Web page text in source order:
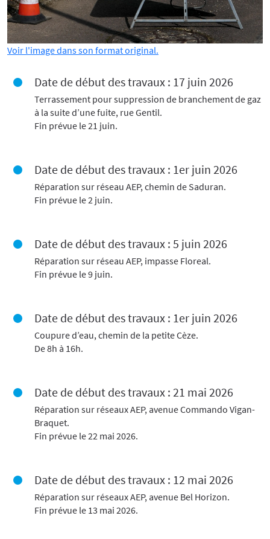
Voir l'image dans son format original.
Date de début des travaux : 17 juin 2026
Terrassement pour suppression de branchement de gaz
à la suite d’une fuite, rue Gentil.
Fin prévue le 21 juin.
Date de début des travaux : 1er juin 2026
Réparation sur réseau AEP, chemin de Saduran.
Fin prévue le 2 juin.
Date de début des travaux : 5 juin 2026
Réparation sur réseau AEP, impasse Floreal.
Fin prévue le 9 juin.
Date de début des travaux : 1er juin 2026
Coupure d’eau, chemin de la petite Cèze.
De 8h à 16h.
Date de début des travaux : 21 mai 2026
Réparation sur réseaux AEP, avenue Commando Vigan-
Braquet.
Fin prévue le 22 mai 2026.
Date de début des travaux : 12 mai 2026
Réparation sur réseaux AEP, avenue Bel Horizon.
Fin prévue le 13 mai 2026.